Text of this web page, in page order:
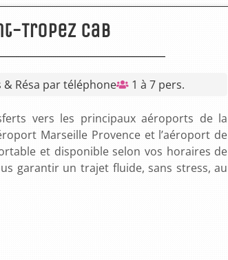
Tropez Cab
& Résa par téléphone 1 à 7 pers.
vers les principaux aéroports de la
Marseille Provence et l’aéroport de
et disponible selon vos horaires de
garantir un trajet fluide, sans stress, au